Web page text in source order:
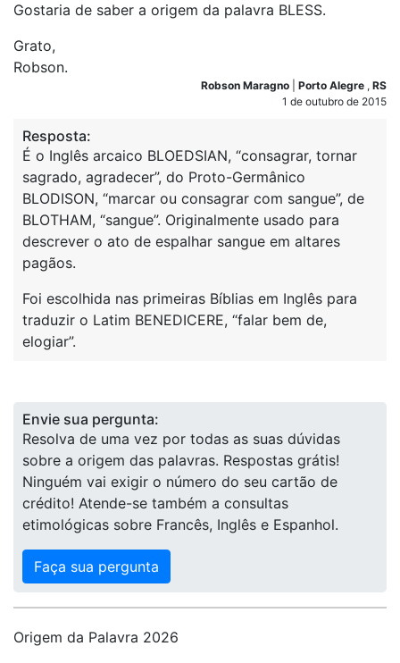
Gostaria de saber a origem da palavra BLESS.
Grato,
Robson.
Robson Maragno Porto Alegre , RS
1 de outubro de 2015
Resposta:
É o Inglês arcaico BLOEDSIAN, “consagrar, tornar
sagrado, agradecer”, do Proto-Germânico
BLODISON, “marcar ou consagrar com sangue”, de
BLOTHAM, “sangue”. Originalmente usado para
descrever o ato de espalhar sangue em altares
pagãos.
Foi escolhida nas primeiras Bíblias em Inglês para
traduzir o Latim BENEDICERE, “falar bem de,
elogiar”.
Envie sua pergunta:
Resolva de uma vez por todas as suas dúvidas
sobre a origem das palavras. Respostas grátis!
Ninguém vai exigir o número do seu cartão de
crédito! Atende-se também a consultas
etimológicas sobre Francês, Inglês e Espanhol.
Faça sua pergunta
Origem da Palavra 2026